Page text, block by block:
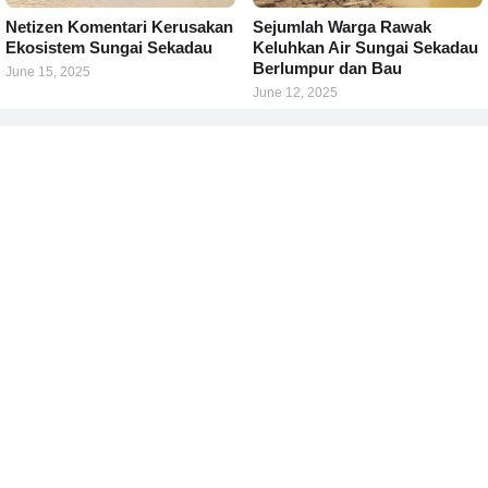
Netizen Komentari Kerusakan
Ekosistem Sungai Sekadau
June 15, 2025
Sejumlah Warga Rawak
Keluhkan Air Sungai Sekadau
Berlumpur dan Bau
June 12, 2025